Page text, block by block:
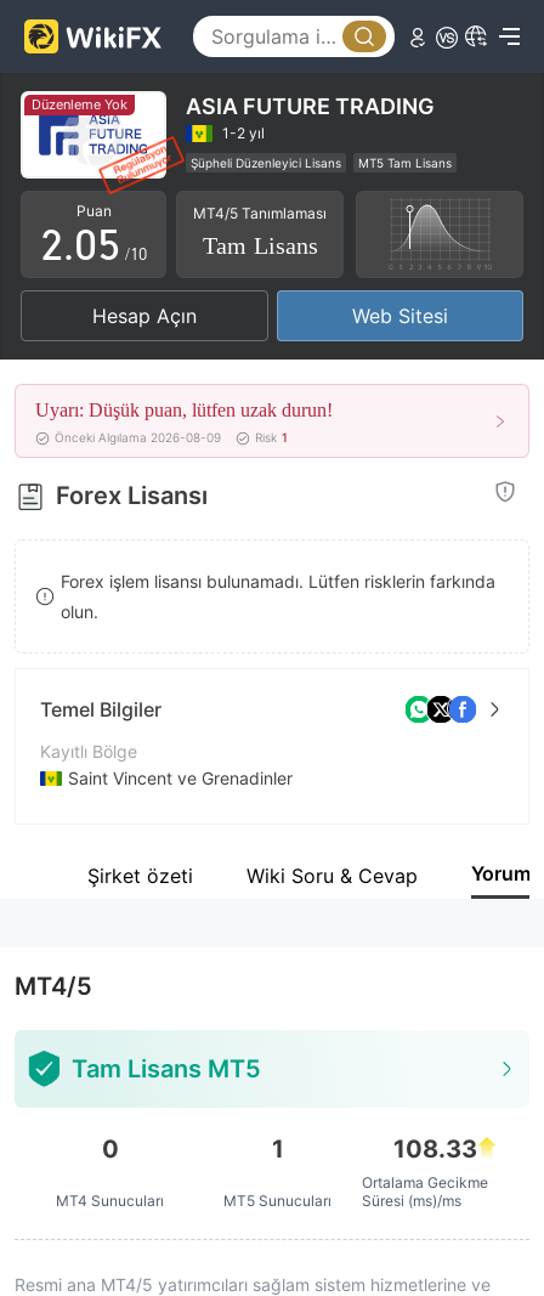
Düzenleme Yok ASIA FUTURE TRADING
1-2 yıl
Şüpheli Düzenleyici Lisans
MT5 Tam Lisans
Bölgesel Brokerler
Yüksek düzeyde potansiyel risk
Puan
0
1
2
3
4
5
6
7
8
9
.0
1
2
3
4
5
6
7
8
1
2
3
4
5
6
7
8
9
/10
MT4/5 Tanımlaması
Tam Lisans
Hesap Açın Web Sitesi
Uyarı: Düşük puan, lütfen uzak durun!
Önceki Algılama 2026-08-09 Risk 1
Forex Lisansı
Forex işlem lisansı bulunamadı. Lütfen risklerin farkında
olun.
Temel Bilgiler
Kayıtlı Bölge
Saint Vincent ve Grenadinler
Şirket AdıŞirket özeti Wiki Soru & Cevap Yorum
MT4/5
Tam Lisans MT5
0
MT4 Sunucuları
1
MT5 Sunucuları
108.33
Ortalama Gecikme
Süresi (ms)/ms
Resmi ana MT4/5 yatırımcıları sağlam sistem hizmetlerine ve